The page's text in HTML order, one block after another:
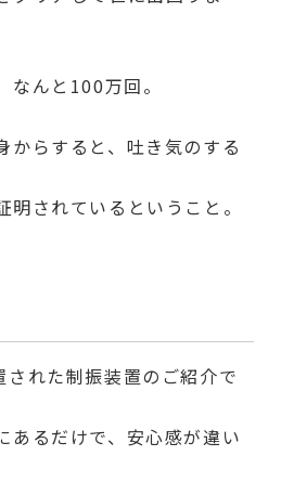
んと100万回。
からすると、吐き気のする
されているということ。
れた制振装置のご紹介で
あるだけで、安心感が違い